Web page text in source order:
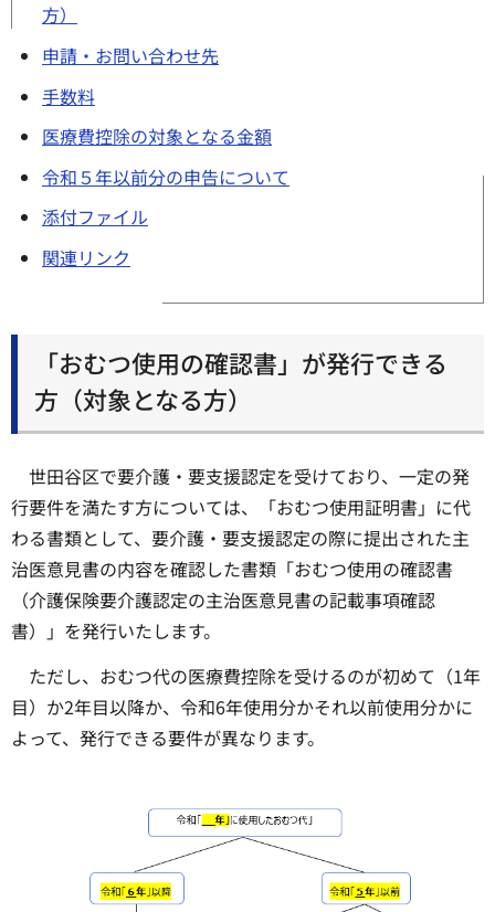
方）
申請・お問い合わせ先
手数料
医療費控除の対象となる金額
令和５年以前分の申告について
添付ファイル
関連リンク
「おむつ使用の確認書」が発行できる
方（対象となる方）
世田谷区で要介護・要支援認定を受けており、一定の発
行要件を満たす方については、「おむつ使用証明書」に代
わる書類として、要介護・要支援認定の際に提出された主
治医意見書の内容を確認した書類「おむつ使用の確認書
（介護保険要介護認定の主治医意見書の記載事項確認
書）」を発行いたします。
ただし、おむつ代の医療費控除を受けるのが初めて（1年
目）か2年目以降か、令和6年使用分かそれ以前使用分かに
よって、発行できる要件が異なります。